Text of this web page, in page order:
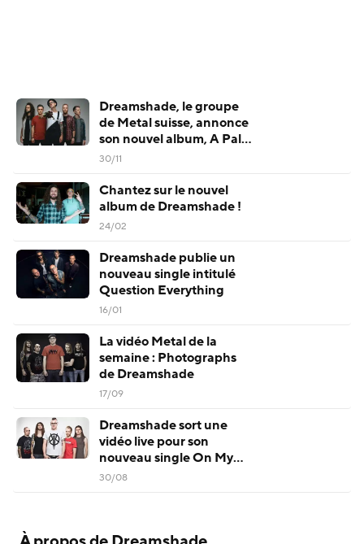
Dreamshade, le groupe
de Metal suisse, annonce
son nouvel album, A Pale
Blue Dot (single & détails)
30/11
Chantez sur le nouvel
album de Dreamshade !
24/02
Dreamshade publie un
nouveau single intitulé
Question Everything
16/01
La vidéo Metal de la
semaine : Photographs
de Dreamshade
17/09
Dreamshade sort une
vidéo live pour son
nouveau single On My
Own
30/08